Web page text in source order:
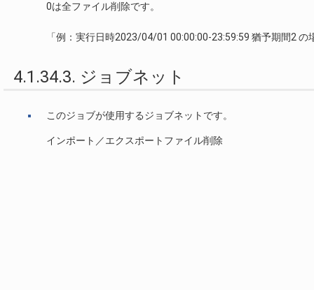
0は全ファイル削除です。
「例：実行日時2023/04/01 00:00:00-23:59:59 猶予期間2
4.1.34.3. ジョブネット
このジョブが使用するジョブネットです。
インポート／エクスポートファイル削除